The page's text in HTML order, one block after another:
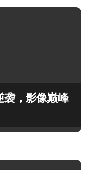
袭，影像巅峰